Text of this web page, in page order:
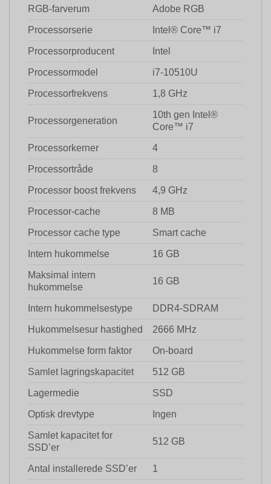
RGB-farverum Adobe RGB
Processorserie Intel® Core™ i7
Processorproducent Intel
Processormodel i7-10510U
Processorfrekvens 1,8 GHz
Processorgeneration
10th gen Intel®
Core™ i7
Processorkerner 4
Processortråde 8
Processor boost frekvens 4,9 GHz
Processor-cache 8 MB
Processor cache type Smart cache
Intern hukommelse 16 GB
Maksimal intern
hukommelse
16 GB
Intern hukommelsestype DDR4-SDRAM
Hukommelsesur hastighed 2666 MHz
Hukommelse form faktor On-board
Samlet lagringskapacitet 512 GB
Lagermedie SSD
Optisk drevtype Ingen
Samlet kapacitet for
SSD’er
512 GB
Antal installerede SSD’er 1